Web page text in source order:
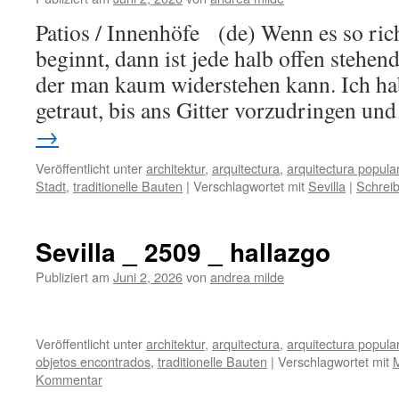
Patios / Innenhöfe (de) Wenn es so
beginnt, dann ist jede halb offen
der man kaum widerstehen kann. Ich
getraut, bis ans Gitter vorzudringen
→
Veröffentlicht unterarchitektur, arquitectura, arquitectura popular
Stadt, traditionelle Bauten | Verschlagwortet mit Sevilla |
Sevilla _ 2509 _ hallazgo
Publiziert am Juni 2, 2026von andrea milde
Veröffentlicht unterarchitektur, arquitectura, arquitectura popular
objetos encontrados, traditionelle Bauten | Verschlagwortet mit
Kommentar